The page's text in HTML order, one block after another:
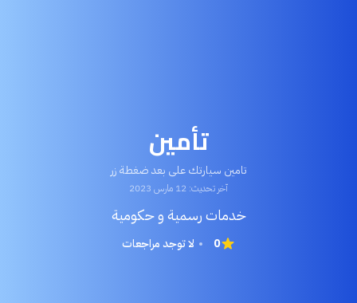
تأمين
تامين سيارتك على بعد ضغطة زر
آخر تحديث: 12 مارس 2023
خدمات رسمية و حكومية
0 لا توجد مراجعات